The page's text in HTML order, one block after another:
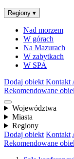
Regiony ▾
Nad morzem
W górach
Na Mazurach
W zabytkach
W SPA
Dodaj obiekt Kontakt
Rekomendowane
Województwa
Miasta
Regiony
Dodaj obiekt Kontakt
Rekomendowane